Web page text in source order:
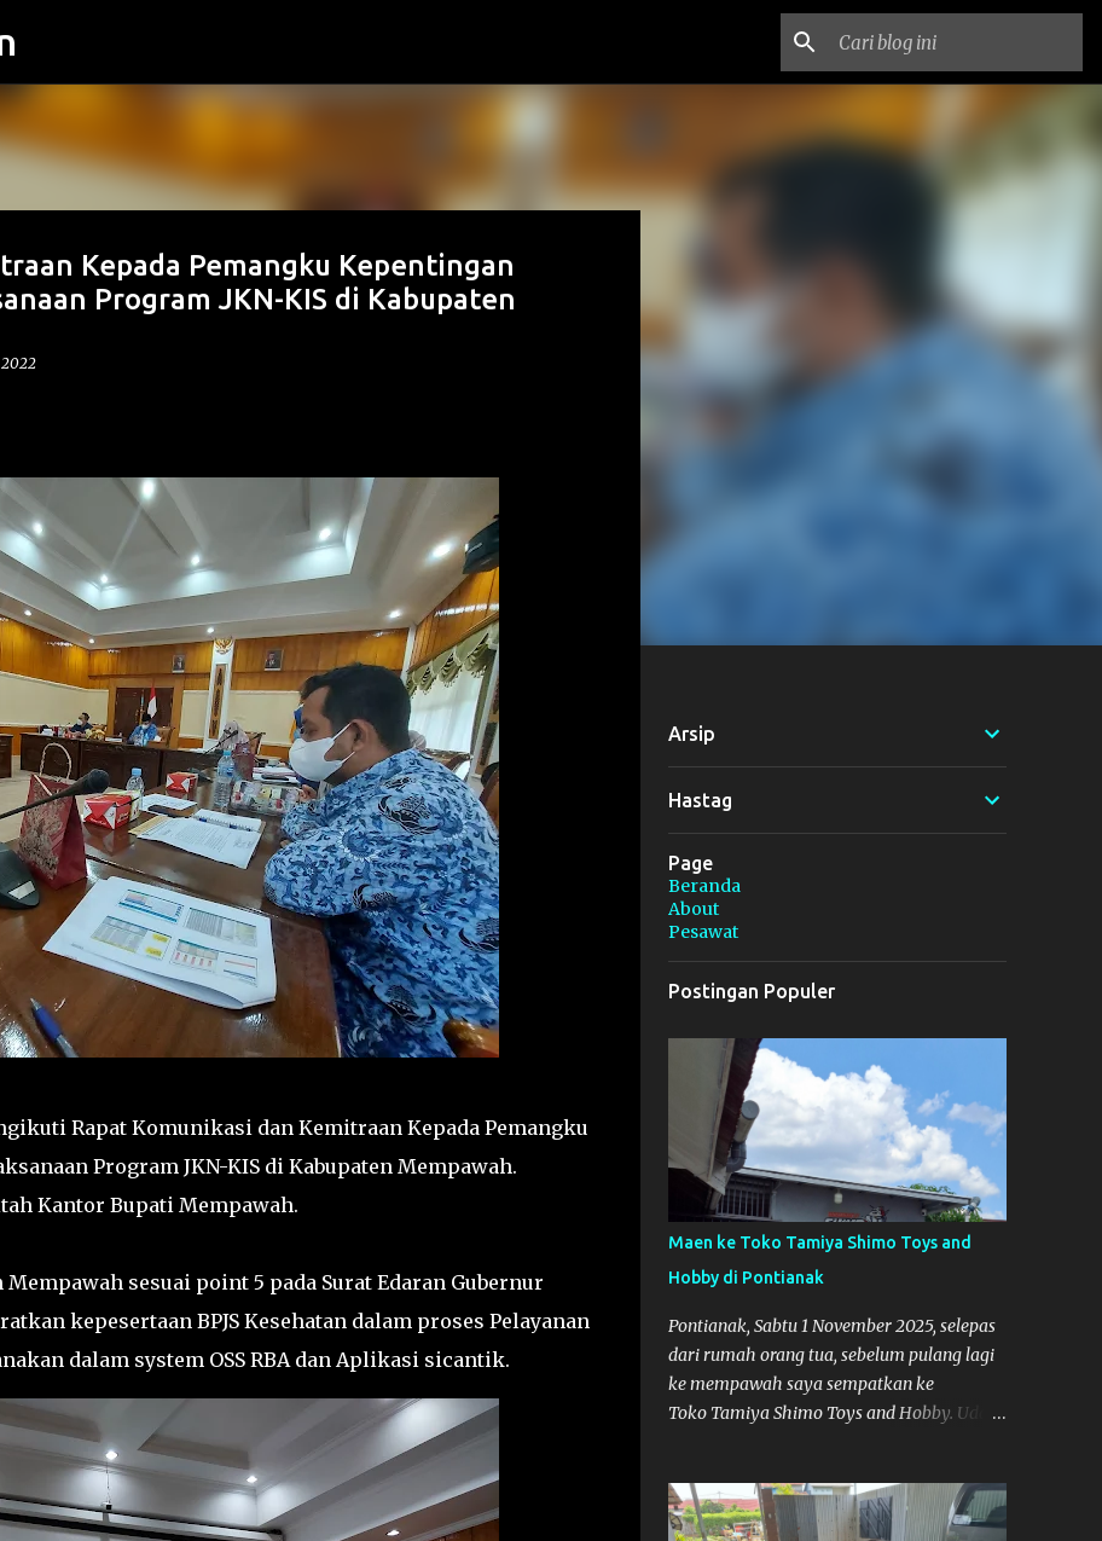
Kepada Pemangku Kepentingan
Program JKN-KIS di Kabupaten
2022
Rapat Komunikasi dan Kemitraan Kepada Pemangku
Program JKN-KIS di Kabupaten Mempawah.
Kantor Bupati Mempawah.
sesuai point 5 pada Surat Edaran Gubernur
kepesertaan BPJS Kesehatan dalam proses Pelayanan
dalam system OSS RBA dan Aplikasi sicantik.
Arsip
Hastag
Page
Beranda
About
Pesawat
Postingan Populer
Maen ke Toko Tamiya Shimo Toys and
Hobby di Pontianak
Pontianak, Sabtu 1 November 2025, selepas
dari rumah orang tua, sebelum pulang lagi
ke mempawah saya sempatkan ke
Toko Tamiya Shimo Toys and Hobby. Udah
pengen tahu tempatnya. Datang dari
Mempawah kesini jam 12 lewat kalau ndak